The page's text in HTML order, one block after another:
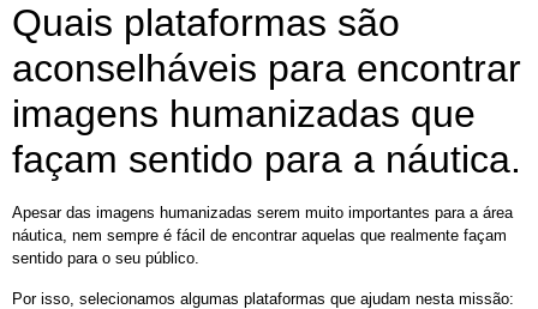
Quais plataformas são
aconselháveis para encontrar
imagens humanizadas que
façam sentido para a náutica.
Apesar das imagens humanizadas serem muito importantes para a área
náutica, nem sempre é fácil de encontrar aquelas que realmente façam
sentido para o seu público.
Por isso, selecionamos algumas plataformas que ajudam nesta missão: